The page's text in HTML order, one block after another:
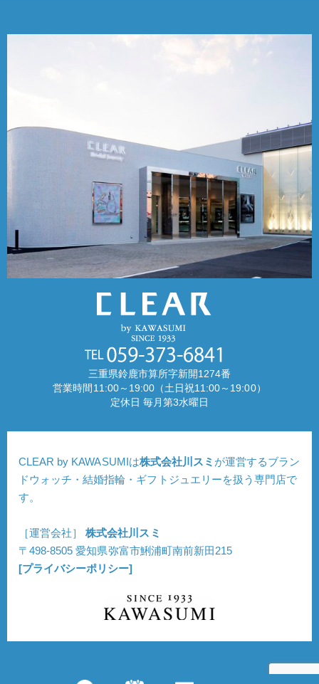
三重県鈴鹿市算所字新開1274番
営業時間11:00～19:00（土日祝11:00～19:00）
定休日 毎月第3水曜日
CLEAR by KAWASUMIは株式会社川スミ が運営するブラン
ドウォッチ・結婚指輪・ギフトジュエリーを扱う専門店で
す。
［運営会社］株式会社川スミ
〒498-8505 愛知県弥富市鯏浦町南前新田215
[プライバシーポリシー]
Copyright © CLEAR. All Rights Reserved.